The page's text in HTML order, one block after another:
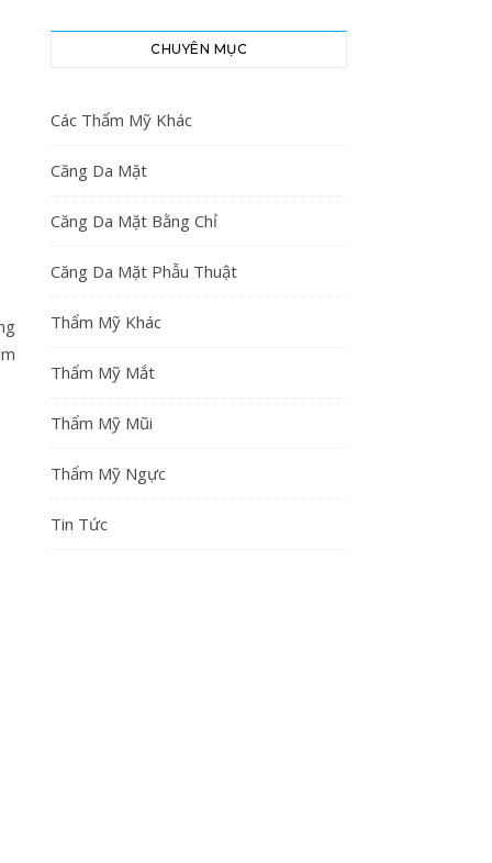
CHUYÊN MỤC
Các Thẩm Mỹ Khác
Căng Da Mặt
Căng Da Mặt Bằng Chỉ
Căng Da Mặt Phẫu Thuật
Thẩm Mỹ Khác
Thẩm Mỹ Mắt
Thẩm Mỹ Mũi
Thẩm Mỹ Ngực
Tin Tức